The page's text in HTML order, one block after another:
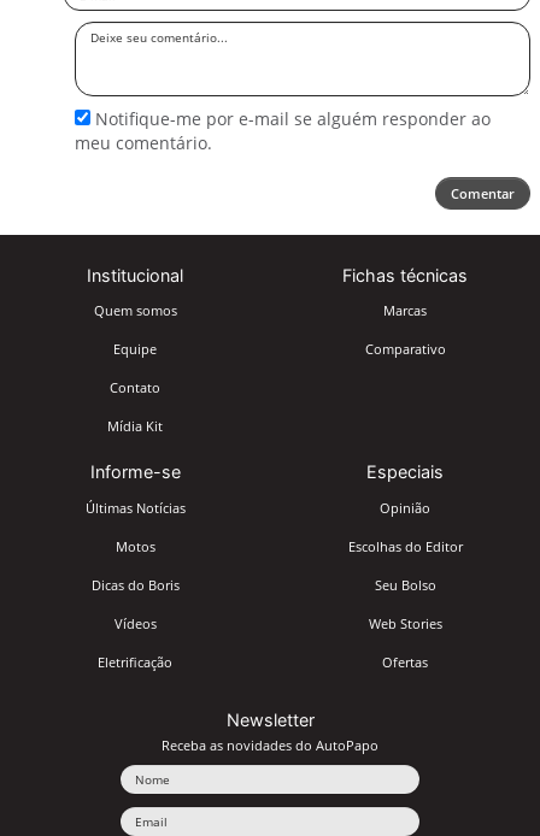
Deixe
Notifique-me por e-mail se alguém responder ao
meu comentário.
Comentar
Institucional
Quem somos
Equipe
Contato
Mídia Kit
Fichas técnicas
Marcas
Comparativo
Informe-se
Últimas Notícias
Motos
Dicas do Boris
Vídeos
Eletrificação
Especiais
Opinião
Escolhas do Editor
Seu Bolso
Web Stories
Ofertas
Newsletter
Receba as novidades do AutoPapo